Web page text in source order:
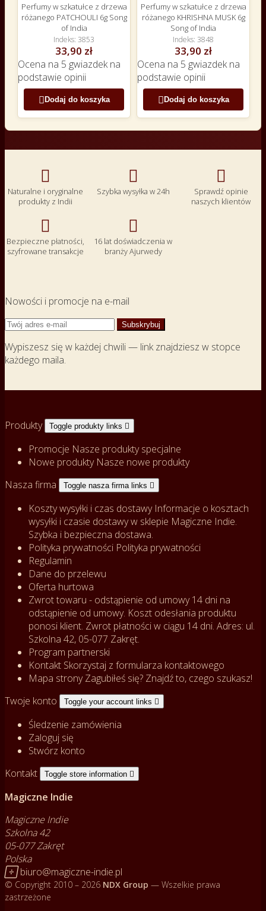
Perfumy w szkatułce z drzewa
różanego PATCHOULI 6g Song
of India
Indeks 3853
33,90 zł
Ocena na 5 gwiazdek na
podstawie opinii
 Dodaj do koszyka
Perfumy w szkatułce z drzewa
różanego KHRISHNA MUSK 6g
Song of India
Indeks 3848
33,90 zł
Ocena na 5 gwiazdek na
podstawie opinii
 Dodaj do koszyka

Naturalne i oryginalne
produkty z Indii

Szybka wysyłka w 24h

Sprawdź opinie
naszych klientów

Bezpieczne płatności,
szyfrowane transakcje

16 lat doświadczenia w
branży Ajurwedy
Nowości i promocje na e-mail
Wypiszesz się w każdej chwili — link znajdziesz w stopce
każdego maila.
Produkty Toggle produkty links 
Promocje Nasze produkty specjalne
Nowe produkty Nasze nowe produkty
Nasza firma
Toggle nasza firma links 
Koszty wysyłki i czas dostawy Informacje o kosztach
wysyłki i czasie dostawy w sklepie Magiczne Indie.
Szybka i bezpieczna dostawa.
Polityka prywatności Polityka prywatności
Regulamin
Dane do przelewu
Oferta hurtowa
Zwrot towaru - odstąpienie od umowy14 dni na
odstąpienie od umowy. Koszt odesłania produktu
ponosi klient. Zwrot płatności w ciągu 14 dni. Adres: ul.
Szkolna 42, 05-077 Zakręt.
Program partnerski
Kontakt Skorzystaj z formularza kontaktowego
Mapa stronyZagubiłeś się? Znajdź to, czego szukasz!
Twoje konto
Toggle your account links 
Śledzenie zamówienia
Zaloguj się
Stwórz konto
Kontakt
Toggle store information 
Magiczne Indie
Magiczne Indie
Szkolna 42
05-077 Zakręt
Polska
 biuro@magiczne-indie.pl
© Copyright 2010 – 2026 NDX Group — Wszelkie prawa
zastrzeżone